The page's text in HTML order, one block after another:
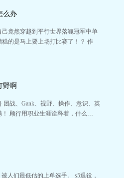
么办
竟然穿越到平行世界落魄冠军中单
的是马上要上场打比赛了！？ 作
野啊
团战、Gank、视野、操作、意识、英
顾行用职业生涯诠释着，什么…
人们最低估的上单选手。 s5退役，